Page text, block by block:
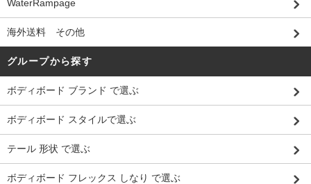
WaterRampage
海外送料 その他
グループから探す
ボディボード ブランド で選ぶ
ボディボード スタイルで選ぶ
テール 形状 で選ぶ
ボディボード フレックス しなり で選ぶ